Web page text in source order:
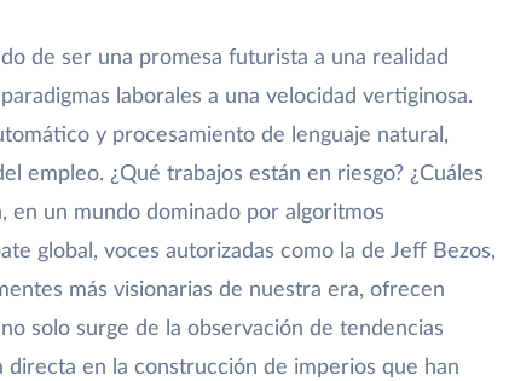
de ser una promesa futurista a una realidad
laborales a una velocidad vertiginosa.
y procesamiento de lenguaje natural,
empleo. ¿Qué trabajos están en riesgo? ¿Cuáles
en un mundo dominado por algoritmos
global, voces autorizadas como la de Jeff Bezos,
más visionarias de nuestra era, ofrecen
solo surge de la observación de tendencias
directa en la construcción de imperios que han